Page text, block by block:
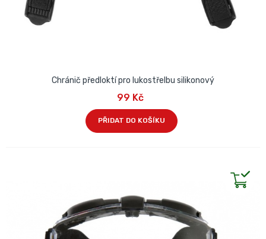
Chránič předloktí pro lukostřelbu silikonový
99 Kč
PŘIDAT DO KOŠÍKU